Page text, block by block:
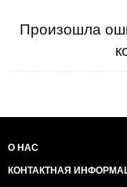
Произошла
О НАС
КОНТАКТНАЯ